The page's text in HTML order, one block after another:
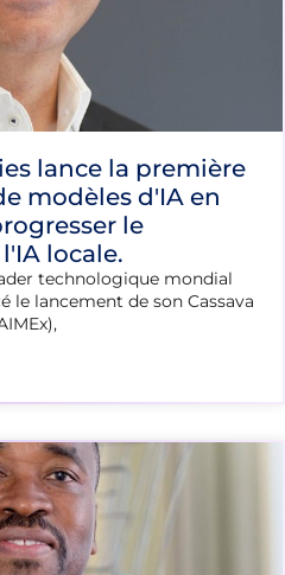
lance la première
modèles d'IA en
le
locale.
technologique mondial
le lancement de son Cassava